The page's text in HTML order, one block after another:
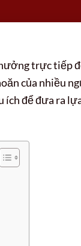
trực tiếp
của nhiều
để đưa ra